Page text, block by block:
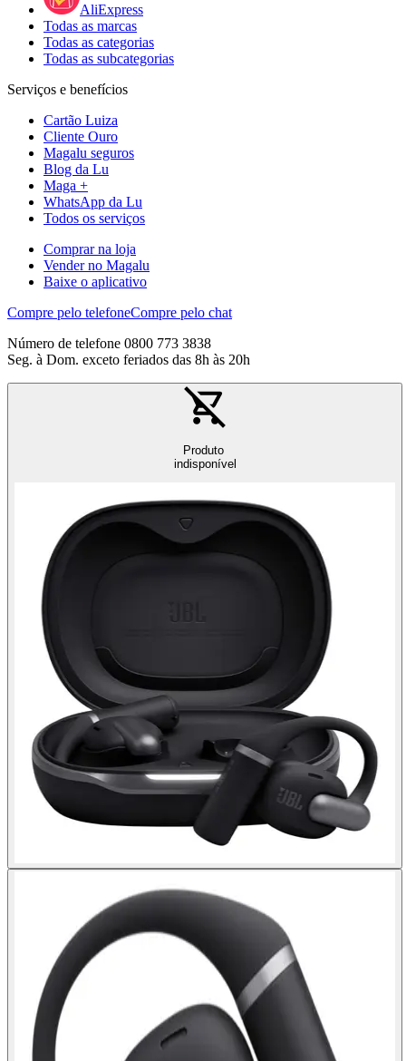
AliExpress
Todas as marcas
Todas as categorias
Todas as subcategorias
Serviços e benefícios
Cartão Luiza
Cliente Ouro
Magalu seguros
Blog da Lu
Maga +
WhatsApp da Lu
Todos os serviços
Comprar na loja
Vender no Magalu
Baixe o aplicativo
Compre pelo telefoneCompre pelo chat
Número de telefone 0800 773 3838
Seg. à Dom. exceto feriados das 8h às 20h
Produto
indisponível